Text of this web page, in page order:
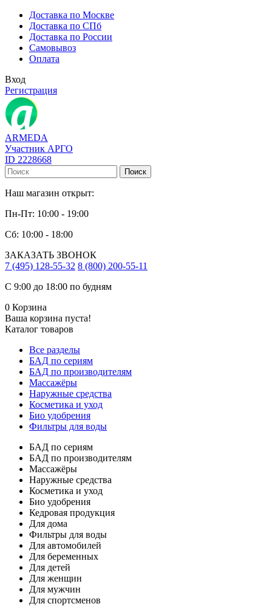
Доставка по Москве
Доставка по СПб
Доставка по России
Самовывоз
Оплата
Вход
Регистрация
ARMEDA
Участник АРГО
ID 2228668
Поиск
Наш магазин открыт:
Пн-Пт: 10:00 - 19:00
Сб: 10:00 - 18:00
ЗАКАЗАТЬ ЗВОНОК
7 (495) 128-55-32 8 (800) 200-55-11
С 9:00 до 18:00 по будням
0 Корзина
Ваша корзина пуста!
Каталог товаров
Все разделы
БАД по сериям
БАД по производителям
Массажёры
Наружные средства
Косметика и уход
Био удобрения
Фильтры для воды
БАД по сериям
БАД по производителям
Массажёры
Наружные средства
Косметика и уход
Био удобрения
Кедровая продукция
Для дома
Фильтры для воды
Для автомобилей
Для беременных
Для детей
Для женщин
Для мужчин
Для спортсменов